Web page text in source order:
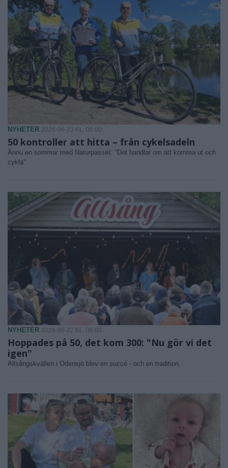
NYHETER 2026-06-23 KL. 06:00
50 kontroller att hitta – från cykelsadeln
Ännu en sommar med Naturpasset: "Det handlar om att komma ut och
cykla"
NYHETER 2026-06-22 KL. 06:00
Hoppades på 50, det kom 300: "Nu gör vi det
igen"
Allsångskvällen i Odensjö blev en succé - och en tradition.